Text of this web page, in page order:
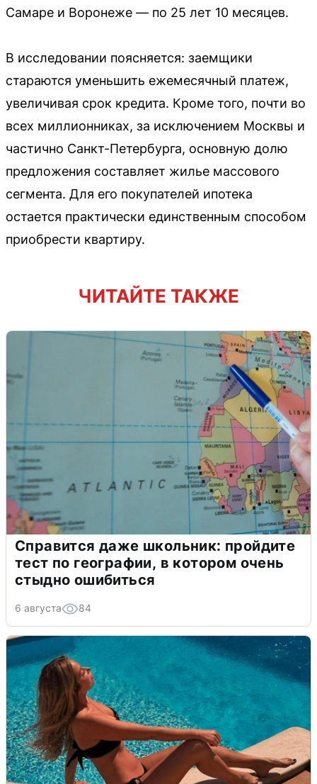
Самаре и Воронеже — по 25 лет 10 месяцев.
В исследовании поясняется: заемщики
стараются уменьшить ежемесячный платеж,
увеличивая срок кредита. Кроме того, почти во
всех миллионниках, за исключением Москвы и
частично Санкт-Петербурга, основную долю
предложения составляет жилье массового
сегмента. Для его покупателей ипотека
остается практически единственным способом
приобрести квартиру.
ЧИТАЙТЕ ТАКЖЕ
Справится даже школьник: пройдите
тест по географии, в котором очень
стыдно ошибиться
6 августа 84